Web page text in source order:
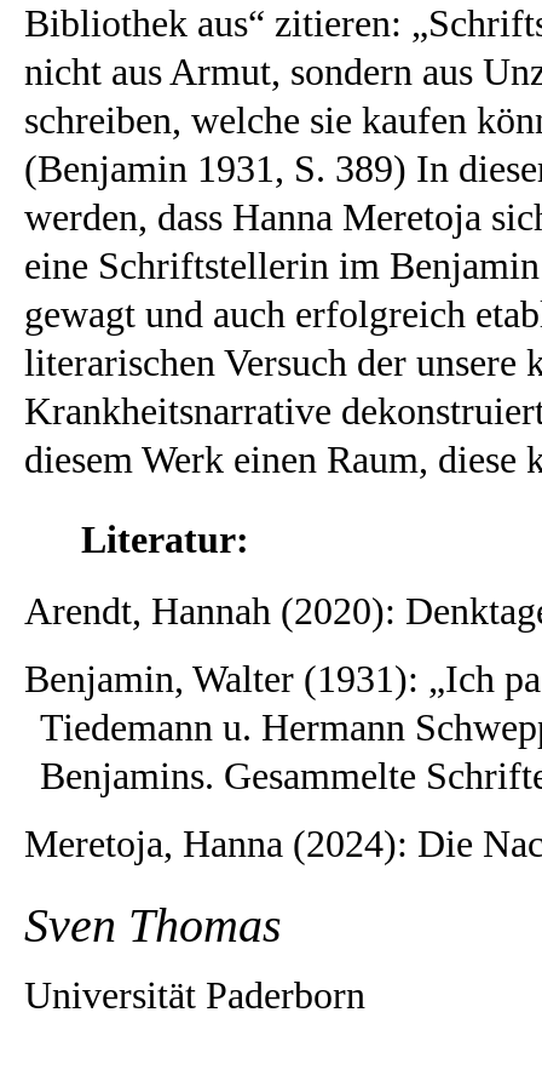
Bibliothek aus“ zitieren:
nicht aus Armut, sondern aus
schreiben, welche sie kaufen kö
(Benjamin 1931, S. 389) In
werden, dass Hanna Meretoja
eine Schriftstellerin im
gewagt und auch erfolgreich
literarischen Versuch der unsere
Krankheitsnarrative
diesem Werk einen Raum,
Literatur:
Arendt, Hannah (2020):
Benjamin, Walter (1931): „Ich
Tiedemann u. Hermann
Benjamins. Gesammelte
Meretoja, Hanna (2024): Die
Sven Thomas
Universität Paderborn